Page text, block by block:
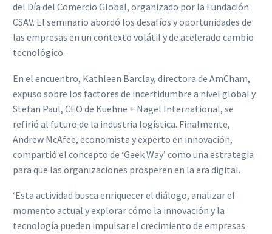
del Día del Comercio Global, organizado por la Fundación
CSAV. El seminario abordó los desafíos y oportunidades de
las empresas en un contexto volátil y de acelerado cambio
tecnológico.
En el encuentro, Kathleen Barclay, directora de AmCham,
expuso sobre los factores de incertidumbre a nivel global y
Stefan Paul, CEO de Kuehne + Nagel International, se
refirió al futuro de la industria logística. Finalmente,
Andrew McAfee, economista y experto en innovación,
compartió el concepto de ‘Geek Way’ como una estrategia
para que las organizaciones prosperen en la era digital.
‘Esta actividad busca enriquecer el diálogo, analizar el
momento actual y explorar cómo la innovación y la
tecnología pueden impulsar el crecimiento de empresas